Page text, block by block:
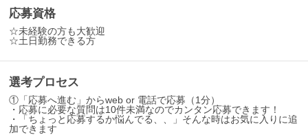
応募資格
☆未経験の方も大歓迎
☆土日勤務できる方
選考プロセス
①「応募へ進む」からweb or 電話で応募（1分）
・応募に必要な質問は10件未満なのでカンタン応募できます！
・「ちょっと応募するか悩んでる、、」そんな時はお気に入りに追
加できます